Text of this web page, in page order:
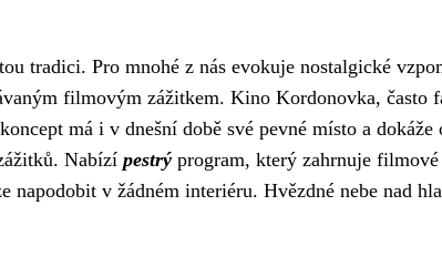
tradici. Pro mnohé z nás evokuje nostalgické
filmovým zážitkem. Kino Kordonovka, často
má i v dnešní době své pevné místo a
Nabízí pestrý program, který zahrnuje
v žádném interiéru. Hvězdné nebe nad